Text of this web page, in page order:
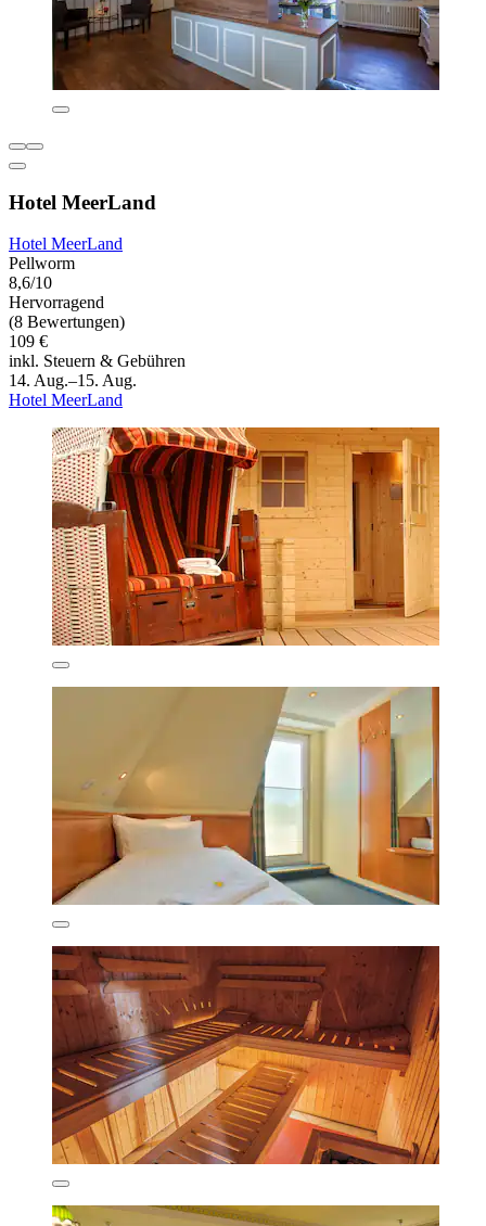
Hotel MeerLand
Hotel MeerLand
Pellworm
8,6/10
Hervorragend
(8 Bewertungen)
109 €
inkl. Steuern & Gebühren
14. Aug.–15. Aug.
Hotel MeerLand